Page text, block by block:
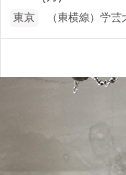
東京 （東横線）学